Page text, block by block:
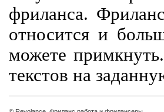
фриланса.
относится и
можете
текстов на